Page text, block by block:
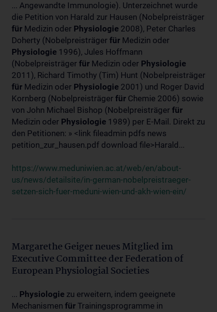
... Angewandte Immunologie). Unterzeichnet wurde
die Petition von Harald zur Hausen (Nobelpreisträger
für Medizin oder Physiologie 2008), Peter Charles
Doherty (Nobelpreisträger für Medizin oder
Physiologie 1996), Jules Hoffmann
(Nobelpreisträger für Medizin oder Physiologie
2011), Richard Timothy (Tim) Hunt (Nobelpreisträger
für Medizin oder Physiologie 2001) und Roger David
Kornberg (Nobelpreisträger für Chemie 2006) sowie
von John Michael Bishop (Nobelpreisträger für
Medizin oder Physiologie 1989) per E-Mail. Direkt zu
den Petitionen: » <link fileadmin pdfs news
petition_zur_hausen.pdf download file>Harald...
https://www.meduniwien.ac.at/web/en/about-
us/news/detailsite/in-german-nobelpreistraeger-
setzen-sich-fuer-meduni-wien-und-akh-wien-ein/
Margarethe Geiger neues Mitglied im
Executive Committee der Federation of
European Physiologial Societies
... Physiologie zu erweitern, indem geeignete
Mechanismen für Trainingsprogramme in